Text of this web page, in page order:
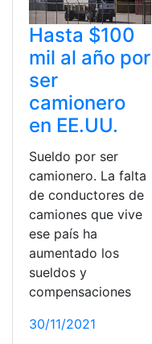
Hasta $100
mil al año por
ser
camionero
en EE.UU.
Sueldo por ser
camionero. La falta
de conductores de
camiones que vive
ese país ha
aumentado los
sueldos y
compensaciones
30/11/2021